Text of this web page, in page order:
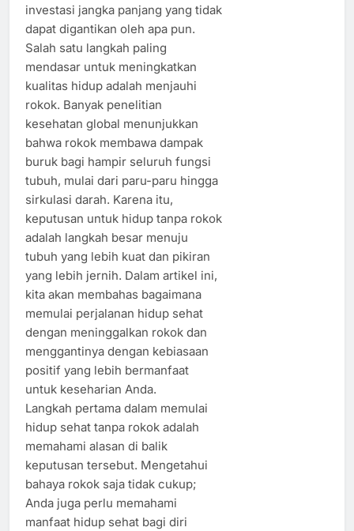
investasi jangka panjang yang tidak
dapat digantikan oleh apa pun.
Salah satu langkah paling
mendasar untuk meningkatkan
kualitas hidup adalah menjauhi
rokok. Banyak penelitian
kesehatan global menunjukkan
bahwa rokok membawa dampak
buruk bagi hampir seluruh fungsi
tubuh, mulai dari paru-paru hingga
sirkulasi darah. Karena itu,
keputusan untuk hidup tanpa rokok
adalah langkah besar menuju
tubuh yang lebih kuat dan pikiran
yang lebih jernih. Dalam artikel ini,
kita akan membahas bagaimana
memulai perjalanan hidup sehat
dengan meninggalkan rokok dan
menggantinya dengan kebiasaan
positif yang lebih bermanfaat
untuk keseharian Anda.
Langkah pertama dalam memulai
hidup sehat tanpa rokok adalah
memahami alasan di balik
keputusan tersebut. Mengetahui
bahaya rokok saja tidak cukup;
Anda juga perlu memahami
manfaat hidup sehat bagi diri